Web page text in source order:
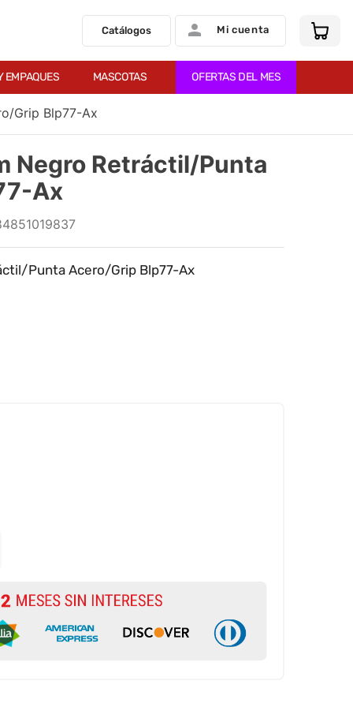
Catálogos Mi cuenta
EMPAQUES MASCOTAS OFERTAS DEL MES
Grip Blp77-Ax
Negro Retráctil/Punta
Ax
Punta Acero/Grip Blp77-Ax